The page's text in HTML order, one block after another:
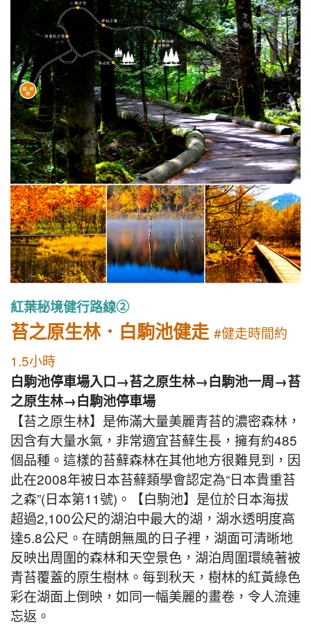
紅葉秘境健行路線②
苔之原生林．白駒池健走 #健走時間約
1.5小時
白駒池停車場入口→苔之原生林→白駒池一周→苔
之原生林→白駒池停車場
【苔之原生林】是佈滿大量美麗青苔的濃密森林，
因含有大量水氣，非常適宜苔蘚生長，擁有約485
個品種。這樣的苔蘚森林在其他地方很難見到，因
此在2008年被日本苔蘚類學會認定為“日本貴重苔
之森”(日本第11號)。【白駒池】是位於日本海拔
超過2,100公尺的湖泊中最大的湖，湖水透明度高
達5.8公尺。在晴朗無風的日子裡，湖面可清晰地
反映出周圍的森林和天空景色，湖泊周圍環繞著被
青苔覆蓋的原生樹林。每到秋天，樹林的紅黃綠色
彩在湖面上倒映，如同一幅美麗的畫卷，令人流連
忘返。